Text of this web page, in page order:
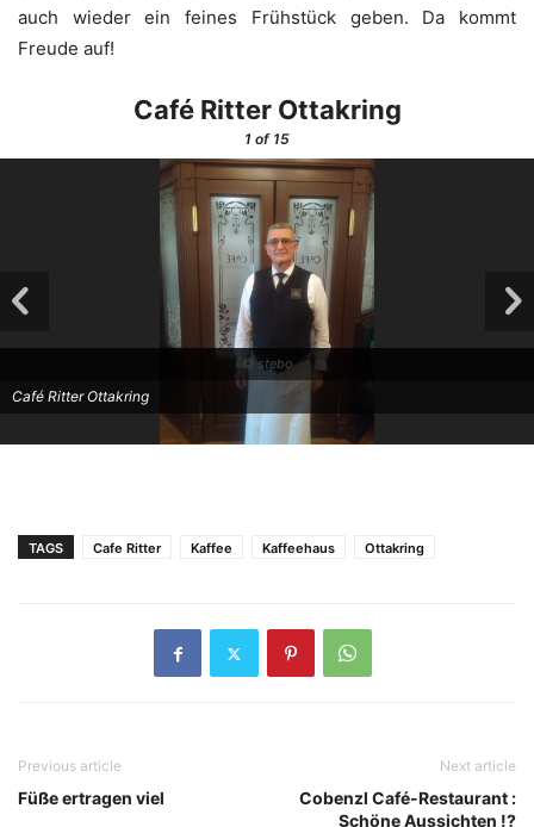
auch wieder ein feines Frühstück geben. Da kommt
Freude auf!
Café Ritter Ottakring
1 of 15
© stebo
Café Ritter Ottakring
TAGS Cafe Ritter Kaffee Kaffeehaus Ottakring
Previous article
Füße ertragen viel
Next article
Cobenzl Café-Restaurant :
Schöne Aussichten !?